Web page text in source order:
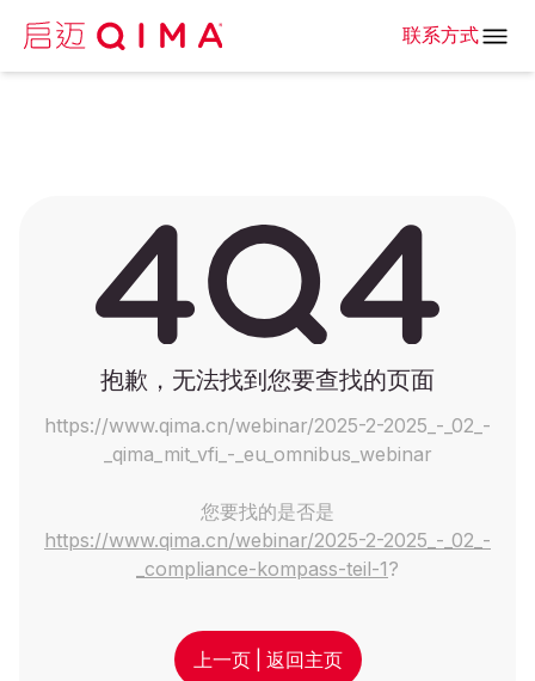
联系方式
抱歉，无法找到您要查找的页面
https://www.qima.cn/webinar/2025-2-2025_-_02_-
_qima_mit_vfi_-_eu_omnibus_webinar
您要找的是否是
https://www.qima.cn/webinar/2025-2-2025_-_02_-
_compliance-kompass-teil-1?
上一页 返回主页